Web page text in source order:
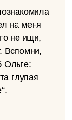
на меня
не ищи,
Вспомни,
Ольге:
глупая